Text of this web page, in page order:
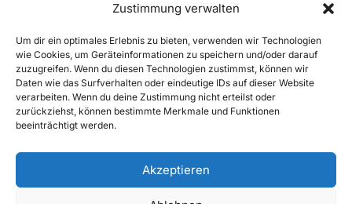
Zustimmung verwalten
Um dir ein optimales Erlebnis zu bieten, verwenden wir Technologien
wie Cookies, um Geräteinformationen zu speichern und/oder darauf
zuzugreifen. Wenn du diesen Technologien zustimmst, können wir
Daten wie das Surfverhalten oder eindeutige IDs auf dieser Website
verarbeiten. Wenn du deine Zustimmung nicht erteilst oder
zurückziehst, können bestimmte Merkmale und Funktionen
beeinträchtigt werden.
Akzeptieren
Aktuelles
Einsätze
Unsere Jugend
Mitglied werden